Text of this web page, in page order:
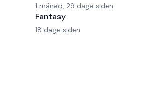
1 måned, 29 dage siden
Fantasy
18 dage siden